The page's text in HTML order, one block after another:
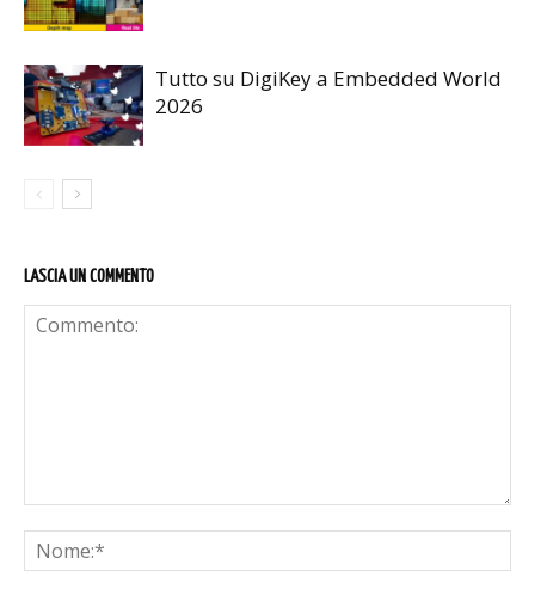
Tutto su DigiKey a Embedded World
2026
LASCIA UN COMMENTO